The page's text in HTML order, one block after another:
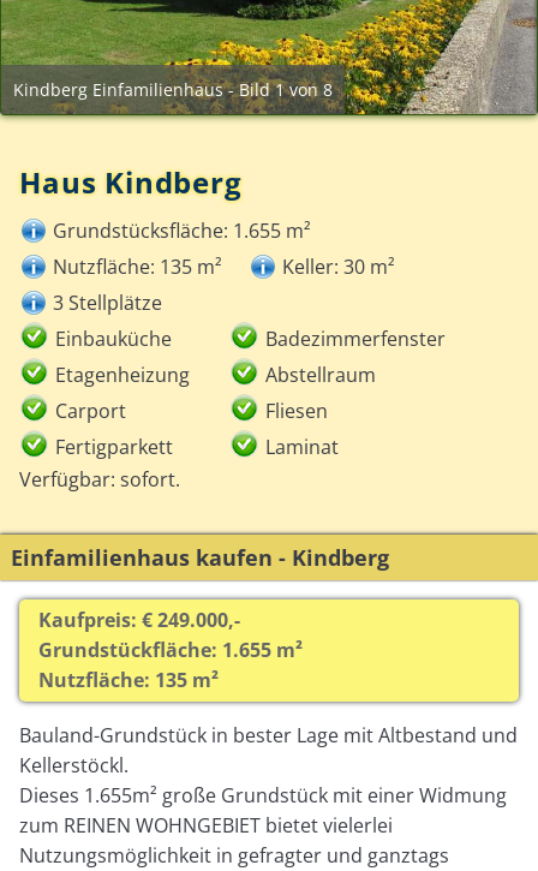
Kindberg Einfamilienhaus - Bild 1 von 8
Haus Kindberg
Grundstücksfläche: 1.655 m²
Nutzfläche: 135 m²
Keller: 30 m²
3 Stellplätze
Einbauküche
Badezimmerfenster
Etagenheizung
Abstellraum
Carport
Fliesen
Fertigparkett
Laminat
Verfügbar: sofort.
Einfamilienhaus kaufen - Kindberg
Kaufpreis: € 249.000,-
Grundstückfläche: 1.655 m²
Nutzfläche: 135 m²
Bauland-Grundstück in bester Lage mit Altbestand und
Kellerstöckl.
Dieses 1.655m² große Grundstück mit einer Widmung
zum REINEN WOHNGEBIET bietet vielerlei
Nutzungsmöglichkeit in gefragter und ganztags